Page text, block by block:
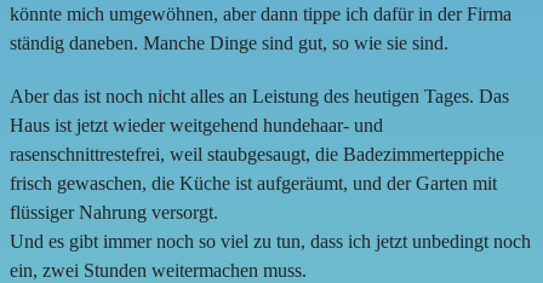
könnte mich umgewöhnen, aber dann tippe ich dafür in der Firma
ständig daneben. Manche Dinge sind gut, so wie sie sind.
Aber das ist noch nicht alles an Leistung des heutigen Tages. Das
Haus ist jetzt wieder weitgehend hundehaar- und
rasenschnittrestefrei, weil staubgesaugt, die Badezimmerteppiche
frisch gewaschen, die Küche ist aufgeräumt, und der Garten mit
flüssiger Nahrung versorgt.
Und es gibt immer noch so viel zu tun, dass ich jetzt unbedingt noch
ein, zwei Stunden weitermachen muss.